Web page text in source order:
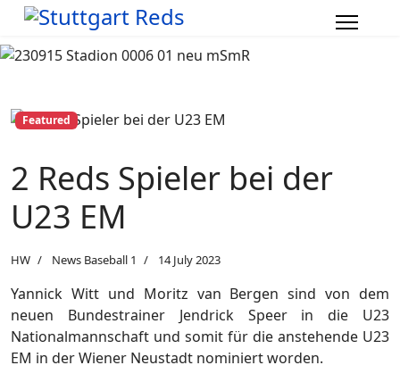
Featured
2 Reds Spieler bei der
U23 EM
HW News Baseball 1 14 July 2023
Yannick Witt und Moritz van Bergen sind von dem
neuen Bundestrainer Jendrick Speer in die U23
Nationalmannschaft und somit für die anstehende U23
EM in der Wiener Neustadt nominiert worden.